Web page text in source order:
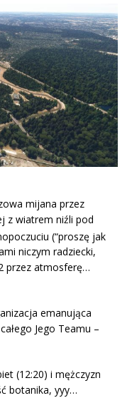
mijana przez
z wiatrem niźli pod
(“proszę jak
niczym radziecki,
przez atmosferę…
emanująca
Jego Teamu –
(12:20) i mężczyzn
botanika, yyy…